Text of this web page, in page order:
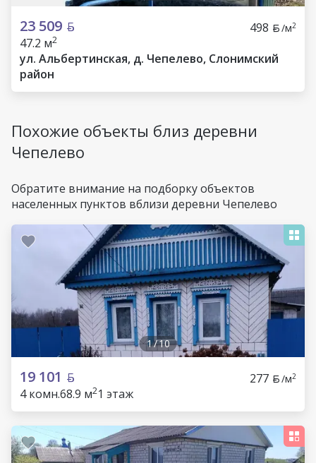
23 509 498 /м2
47.2 м2
ул. Альбертинская, д. Чепелево, Слонимский
район
Похожие объекты близ деревни
Чепелево
Обратите внимание на подборку объектов
населенных пунктов вблизи деревни Чепелево
1/10
19 101 277 /м2
4 комн.68.9 м21 этаж